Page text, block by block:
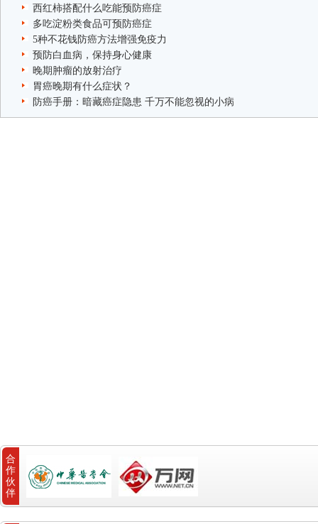
西红柿搭配什么吃能预防癌症
多吃淀粉类食品可预防癌症
5种不花钱防癌方法增强免疫力
预防白血病，保持身心健康
晚期肿瘤的放射治疗
胃癌晚期有什么症状？
防癌手册：暗藏癌症隐患 千万不能忽视的小病
合
作
伙
伴